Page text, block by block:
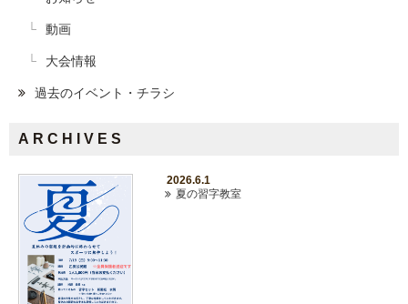
動画
大会情報
過去のイベント・チラシ
ARCHIVES
2026.6.1
夏の習字教室